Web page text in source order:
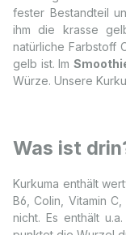
fester Bestandteil
ihm die krasse
natürliche Farbstoff
gelb ist. Im
Würze. Unsere
Was ist
Kurkuma enthält
B6, Colin, Vitamin
nicht. Es enthält